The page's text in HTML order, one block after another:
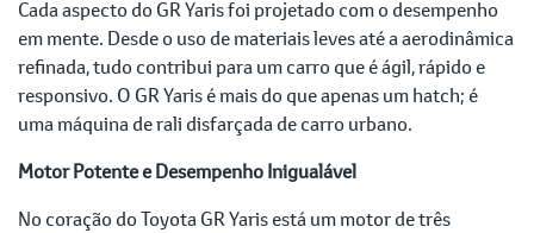
Cada aspecto do GR Yaris foi projetado com o desempenho
em mente. Desde o uso de materiais leves até a aerodinâmica
refinada, tudo contribui para um carro que é ágil, rápido e
responsivo. O GR Yaris é mais do que apenas um hatch; é
uma máquina de rali disfarçada de carro urbano.
Motor Potente e Desempenho Inigualável
No coração do Toyota GR Yaris está um motor de três